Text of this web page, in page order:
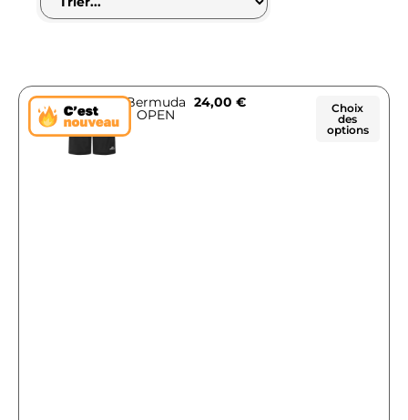
Bermuda
OPEN
24,00€
Choix
des
options